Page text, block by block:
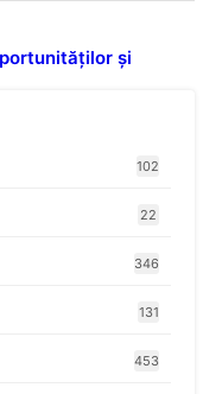
și
102
22
346
131
453